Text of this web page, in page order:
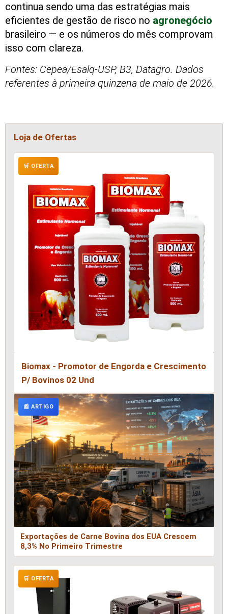
continua sendo uma das estratégias mais
eficientes de gestão de risco no agronegócio
brasileiro — e os números do mês comprovam
isso com clareza.
Fontes: Cepea/Esalq-USP, B3, Datagro. Dados
referentes à primeira quinzena de maio de 2026.
Loja de Ofertas
🛒 OFERTA
Biomax - Promotor de Engorda e Crescimento
P/ Bovinos 02 Und
📰 ARTIGO
Exportações de Carne Bovina dos EUA Crescem
8,3% No Primeiro Trimestre
🛒 OFERTA